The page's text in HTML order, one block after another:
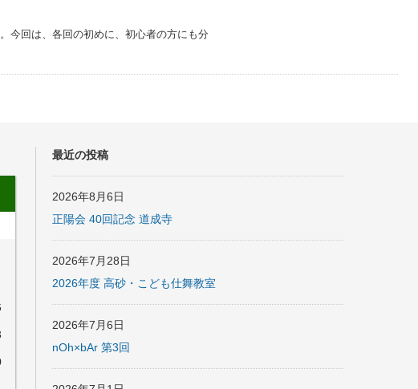
今回は、各回の初めに、初心者の方にも分
最近の投稿
2026年8月6日
正陽会 40回記念 道成寺
2026年7月28日
2026年度 高砂・こども仕舞教室
2026年7月6日
nOh×bAr 第3回